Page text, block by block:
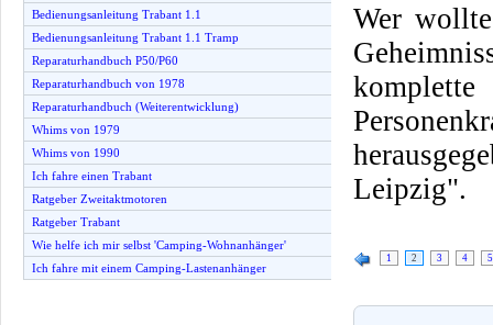
Bedienungsanleitung Trabant 1.1
Bedienungsanleitung Trabant 1.1 Tramp
Reparaturhandbuch P50/P60
Reparaturhandbuch von 1978
Reparaturhandbuch (Weiterentwicklung)
Whims von 1979
Whims von 1990
Ich fahre einen Trabant
Ratgeber Zweitaktmotoren
Ratgeber Trabant
Wie helfe ich mir selbst 'Camping-Wohnanhänger'
Ich fahre mit einem Camping-Lastenanhänger
Wer
Leipzig".
1 2 3 4 5